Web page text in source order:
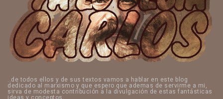
..de todos ellos y de sus textos vamos a hablar en este blog
dedicado al marxismo y que espero que ademas de servirme a mi,
sirva de modesta contribución a la divulgación de estas fantásticas
ideas y conceptos.